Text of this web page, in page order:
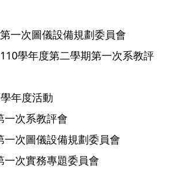
第一次圖儀設備規劃委員會
110學年度第二學期第一次系教評
年度活動
一次系教評會
一次圖儀設備規劃委員會
一次實務專題委員會